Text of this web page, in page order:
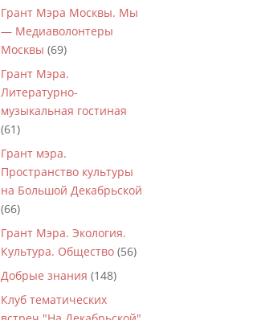
Грант Мэра Москвы. Мы
— Медиаволонтеры
Москвы (69)
Грант Мэра.
Литературно-
музыкальная гостиная
(61)
Грант мэра.
Пространство культуры
на Большой Декабрьской
(66)
Грант Мэра. Экология.
Культура. Общество (56)
Добрые знания (148)
Клуб тематических